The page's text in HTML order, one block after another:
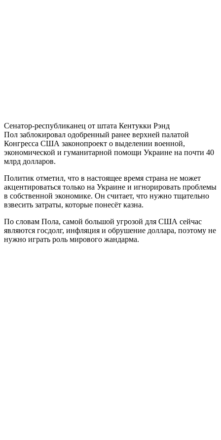
Сенатор-республиканец от штата Кентукки Рэнд
Пол заблокировал одобренный ранее верхней палатой
Конгресса США законопроект о выделении военной,
экономической и гуманитарной помощи Украине на почти 40
млрд долларов.
Политик отметил, что в настоящее время страна не может
акцентироваться только на Украине и игнорировать проблемы
в собственной экономике. Он считает, что нужно тщательно
взвесить затраты, которые понесёт казна.
По словам Пола, самой большой угрозой для США сейчас
являются госдолг, инфляция и обрушение доллара, поэтому не
нужно играть роль мирового жандарма.